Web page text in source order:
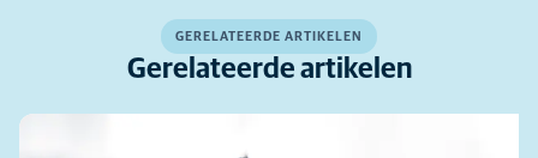
GERELATEERDE ARTIKELEN
Gerelateerde artikelen